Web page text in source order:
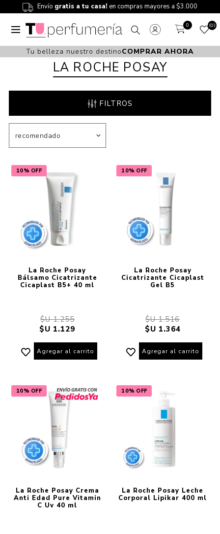
Envío gratis a tu casa! en compras mayores a $3.000
0 0
Tu belleza nuestro destinoCOMPRAR AHORA
LA ROCHE POSAY
FILTROS
10% OFF
La Roche Posay
Bálsamo Cicatrizante
Cicaplast B5+ 40 ml
$U 1.255
$U 1.129
Agregar al carrito
10% OFF
La Roche Posay
Cicatrizante Cicaplast
Gel B5
$U 1.516
$U 1.364
Agregar al carrito
10% OFF
La Roche Posay Crema
Anti Edad Pure Vitamin
C Uv 40 ml
10% OFF
La Roche Posay Leche
Corporal Lipikar 400 ml